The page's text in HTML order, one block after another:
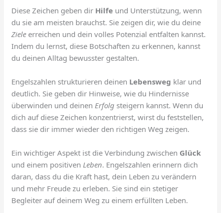
Diese Zeichen geben dir Hilfe und Unterstützung, wenn
du sie am meisten brauchst. Sie zeigen dir, wie du deine
Ziele erreichen und dein volles Potenzial entfalten kannst.
Indem du lernst, diese Botschaften zu erkennen, kannst
du deinen Alltag bewusster gestalten.
Engelszahlen strukturieren deinen Lebensweg klar und
deutlich. Sie geben dir Hinweise, wie du Hindernisse
überwinden und deinenErfolg steigern kannst. Wenn du
dich auf diese Zeichen konzentrierst, wirst du feststellen,
dass sie dir immer wieder den richtigen Weg zeigen.
Ein wichtiger Aspekt ist die Verbindung zwischen Glück
und einem positivenLeben. Engelszahlen erinnern dich
daran, dass du die Kraft hast, dein Leben zu verändern
und mehr Freude zu erleben. Sie sind ein stetiger
Begleiter auf deinem Weg zu einem erfüllten Leben.